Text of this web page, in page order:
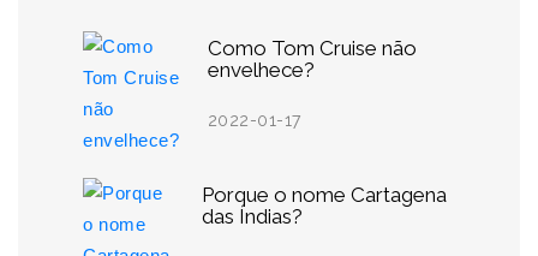
Como Tom Cruise não
envelhece?
2022-01-17
Porque o nome Cartagena
das Índias?